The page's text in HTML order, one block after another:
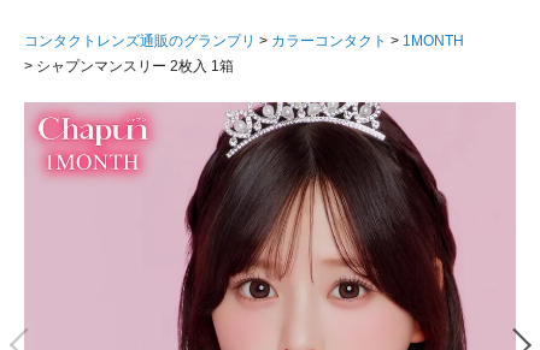
コンタクトレンズ通販のグランプリ カラーコンタクト
1MONTH
シャプンマンスリー 2枚入 1箱